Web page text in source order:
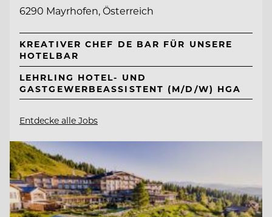
6290 Mayrhofen, Österreich
KREATIVER CHEF DE BAR FÜR UNSERE
HOTELBAR
LEHRLING HOTEL- UND
GASTGEWERBEASSISTENT (M/D/W) HGA
Entdecke alle Jobs